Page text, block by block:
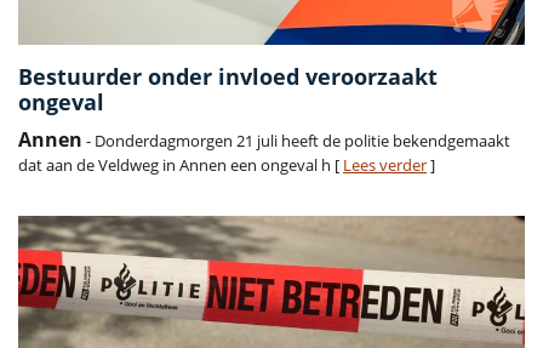
Bestuurder onder invloed veroorzaakt
ongeval
Annen - Donderdagmorgen 21 juli heeft de politie bekendgemaakt
dat aan de Veldweg in Annen een ongeval h [ Lees verder]